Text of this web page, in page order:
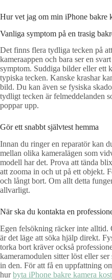
Hur vet jag om min iPhone bakre
Vanliga symptom på en trasig
Det finns flera tydliga tecken på
kameraappen och bara ser en
symptom. Suddiga bilder eller ett
typiska tecken. Kanske krashar
bild. Du kan även se fysiska
tydligt tecken är felmeddelanden
poppar upp.
Gör ett snabbt självtest hemma
Innan du ringer en reparatör kan
mellan olika kameralägen som
modell har det. Prova att tända
att zooma in och ut på ett objekt.
och långt bort. Om allt detta
allvarligt.
När ska du kontakta en
Egen felsökning räcker inte alltid.
är det läge att söka hjälp direkt.
torka bort kräver också
kameramodulen sitter löst eller
in den. För att få en uppfattning
hurbyta iPhone bakre kamera